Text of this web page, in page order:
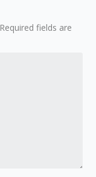
Required fields are